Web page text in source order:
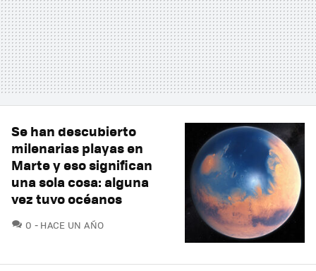
Se han descubierto
milenarias playas en
Marte y eso significan
una sola cosa: alguna
vez tuvo océanos
0 COMENTARIOS
HACE UN AÑO